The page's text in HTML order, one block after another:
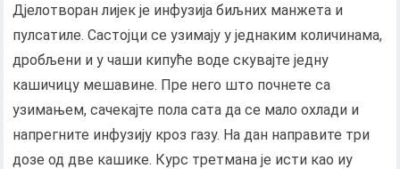
Дјелотворан лијек је инфузија биљних манжета и
пулсатиле. Састојци се узимају у једнаким количинама,
дробљени и у чаши кипуће воде скувајте једну
кашичицу мешавине. Пре него што почнете са
узимањем, сачекајте пола сата да се мало охлади и
напрегните инфузију кроз газу. На дан направите три
дозе од две кашике. Курс третмана је исти као иу